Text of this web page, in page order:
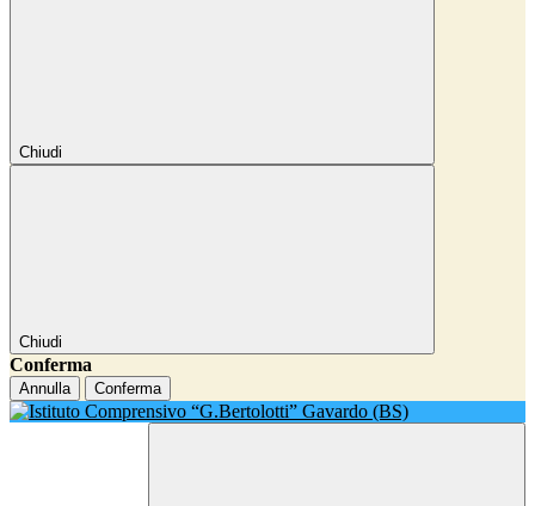
Chiudi
Chiudi
Conferma
Annulla Conferma